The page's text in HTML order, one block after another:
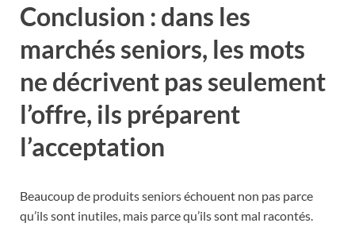
Conclusion : dans les
marchés seniors, les mots
ne décrivent pas seulement
l’offre, ils préparent
l’acceptation
Beaucoup de produits seniors échouent non pas parce
qu’ils sont inutiles, mais parce qu’ils sont mal racontés.